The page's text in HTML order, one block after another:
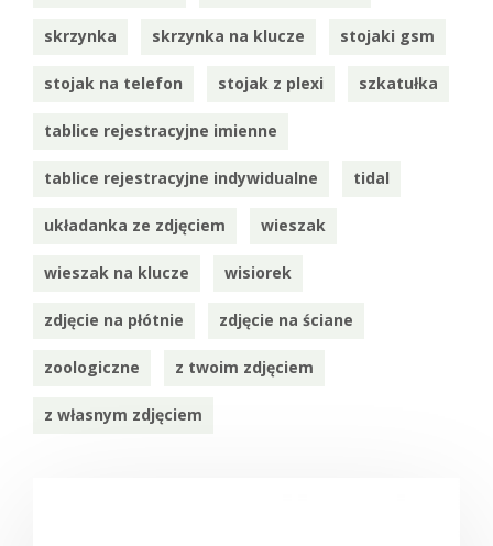
skrzynka skrzynka na klucze stojaki gsm
stojak na telefon stojak z plexi szkatułka
tablice rejestracyjne imienne
tablice rejestracyjne indywidualne tidal
układanka ze zdjęciem wieszak
wieszak na klucze wisiorek
zdjęcie na płótnie zdjęcie na ściane
zoologiczne z twoim zdjęciem
z własnym zdjęciem